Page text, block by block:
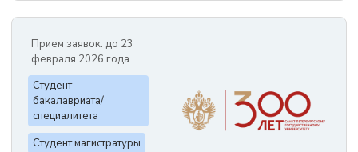
Прием заявок: до 23
февраля 2026 года
Студент
бакалавриата/
специалитета
Студент магистратуры